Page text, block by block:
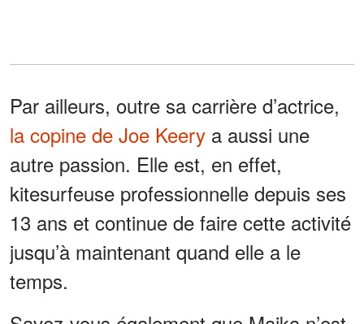
Par ailleurs, outre sa carrière d’actrice,
la copine de Joe Keery a aussi une
autre passion. Elle est, en effet,
kitesurfeuse professionnelle depuis ses
13 ans et continue de faire cette activité
jusqu’à maintenant quand elle a le
temps.